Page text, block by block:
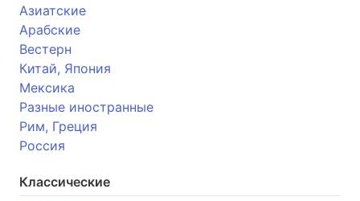
Азиатские
Арабские
Вестерн
Китай, Япония
Мексика
Разные иностранные
Рим, Греция
Россия
Классические